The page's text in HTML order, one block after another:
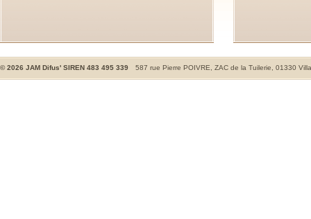
©2026 JAM Difus' SIREN 483 495 339 587 rue Pierre POIVRE, ZAC de la Tuilerie, 01330